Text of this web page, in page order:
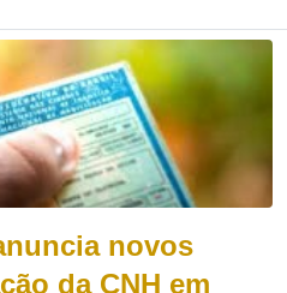
novos
da CNH em